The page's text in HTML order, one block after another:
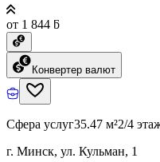
от 1 844 ƃ
Конвертер валют
Сфера услуг35.47 м²2/4
г. Минск, ул. Кульман, 1